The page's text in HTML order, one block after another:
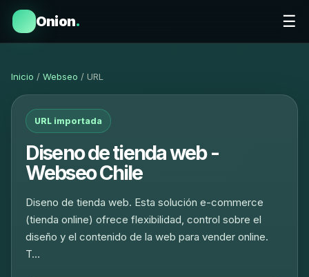
Onion. ☰
Inicio / Webseo / URL
URL importada
Diseno de tienda web -
Webseo Chile
Diseno de tienda web. Esta solución e-commerce
(tienda online) ofrece flexibilidad, control sobre el
diseño y el contenido de la web para vender online.
T…